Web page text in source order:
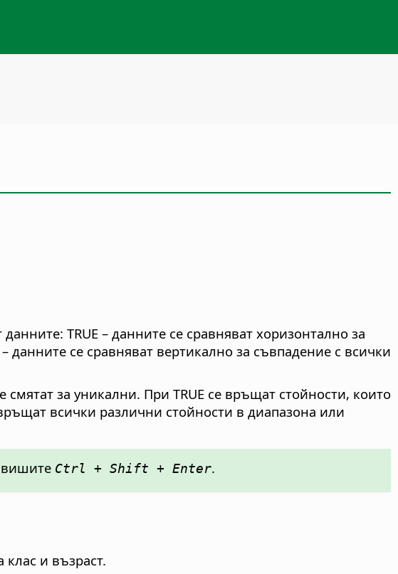
TRUE – данните се сравняват хоризонтално за
данните се сравняват вертикално за съвпадение с всички
за уникални. При TRUE се връщат стойности, които
всички различни стойности в диапазона или
Ctrl + Shift + Enter.
и възраст.